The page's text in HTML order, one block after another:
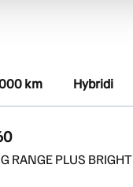
km Hybridi
RANGE PLUS BRIGHT